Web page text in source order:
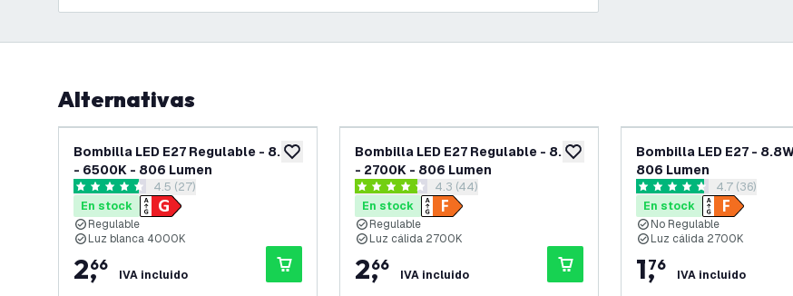
Alternativas
añadir a lista de deseos
Bombilla LED E27 Regulable - 8.8W
- 6500K - 806 Lumen
abrir el panel de reseñas
4.5 estrellas de puntuación
4.5 (27)
En stock
Regulable
Luz blanca 4000K
2,
66
IVA incluido
añadir a lista de deseos
Bombilla LED E27 Regulable - 8.8W
- 2700K - 806 Lumen
abrir el panel de reseñas
4.3 estrellas de puntuación
4.3 (44)
En stock
Regulable
Luz cálida 2700K
2,
66
IVA incluido
Bombilla LED E27 -
806 Lumen
abrir el panel
4.7 estrellas de puntuación
4.7 (36)
En stock
No Regulable
Luz cálida 2700K
1,
76
IVA incluido